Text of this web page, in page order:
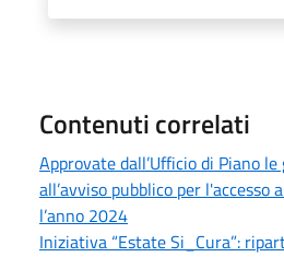
Contenuti correlati
Approvate dall’Ufficio di Piano
all’avviso pubblico per l'accesso
l’anno 2024
Iniziativa “Estate Si_Cura”: